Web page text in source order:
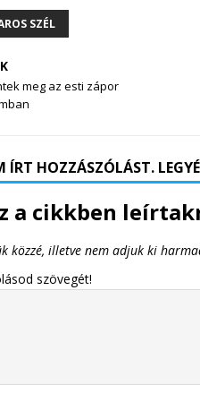
SZÉL
meg az esti zápor
ÍRT HOZZÁSZÓLÁST.
a cikkben
közzé, illetve nem adjuk ki
szövegét!